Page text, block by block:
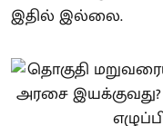
இதில் இல்லை.